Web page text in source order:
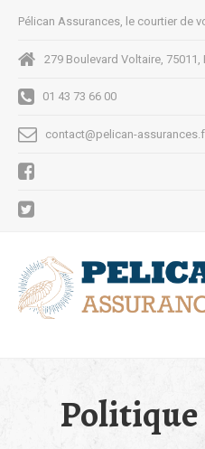
Pélican Assurances, le courtier de
279 Boulevard Voltaire, 75011,
01 43 73 66 00
contact@pelican-
Politique